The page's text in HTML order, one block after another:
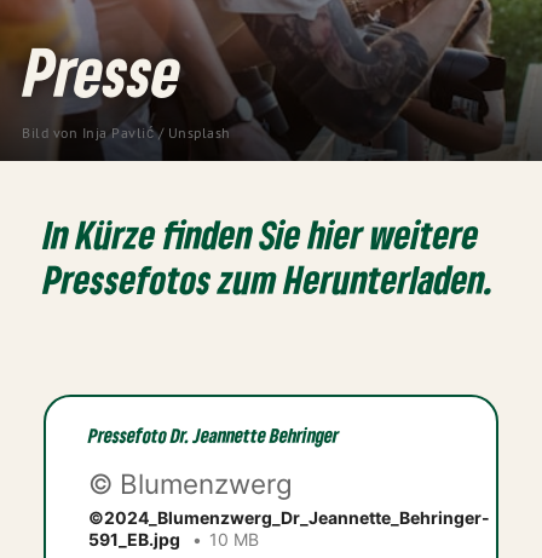
Bild von Inja Pavlić/ Unsplash
Presse
In Kürze finden Sie hier weitere
Pressefotos zum Herunterladen.
Pressefoto Dr. Jeannette Behringer
© Blumenzwerg
©2024_Blumenzwerg_Dr_Jeannette_Behringer-
591_EB.jpg
10 MB